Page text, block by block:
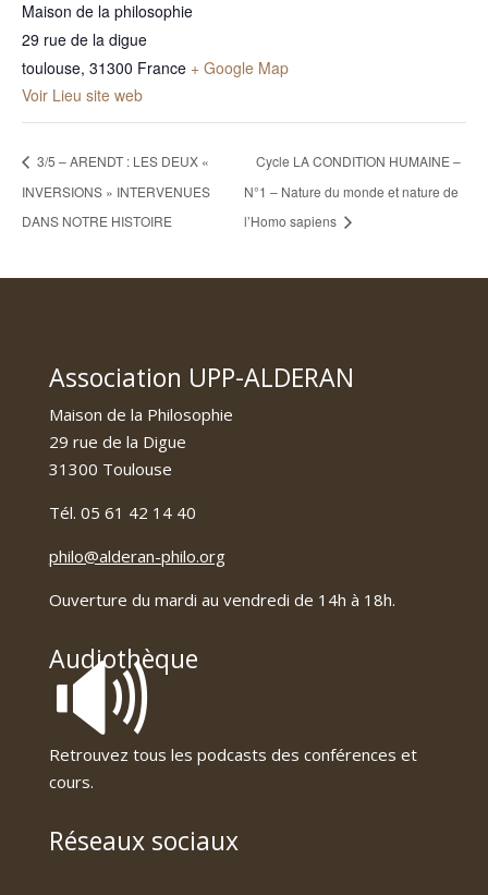
Maison de la philosophie
29 rue de la digue
toulouse, 31300 France + Google Map
Voir Lieu site web
3/5 – ARENDT : LES DEUX «
INVERSIONS » INTERVENUES
DANS NOTRE HISTOIRE
Cycle LA CONDITION HUMAINE –
N°1 – Nature du monde et nature de
l’Homo sapiens
Association UPP-ALDERAN
Maison de la Philosophie
29 rue de la Digue
31300 Toulouse
Tél. 05 61 42 14 40
philo@alderan-philo.org
Ouverture du mardi au vendredi de 14h à 18h.
Audiothèque
🔊
Retrouvez tous les podcasts des conférences et
cours.
Réseaux sociaux